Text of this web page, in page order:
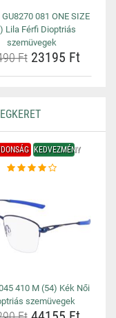
081 ONE SIZE
Lila Férfi Dioptriás
szemüvegek
Ft23195 Ft
KEDVEZMÉNY
410 M (54) Kék Női
szemüvegek